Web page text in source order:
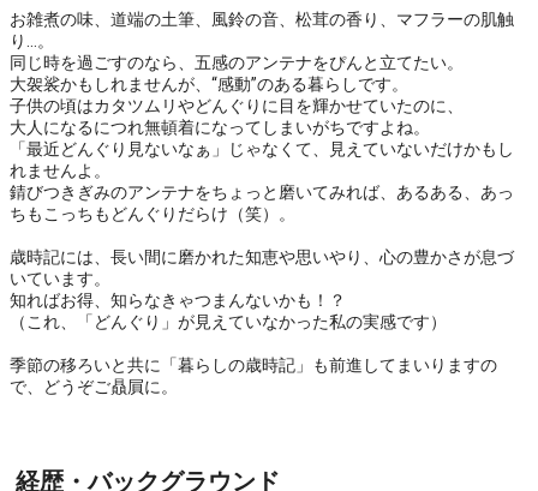
お雑煮の味、道端の土筆、風鈴の音、松茸の香り、マフラーの肌触
り…。
同じ時を過ごすのなら、五感のアンテナをぴんと立てたい。
大袈裟かもしれませんが、“感動”のある暮らしです。
子供の頃はカタツムリやどんぐりに目を輝かせていたのに、
大人になるにつれ無頓着になってしまいがちですよね。
「最近どんぐり見ないなぁ」じゃなくて、見えていないだけかもし
れませんよ。
錆びつきぎみのアンテナをちょっと磨いてみれば、あるある、あっ
ちもこっちもどんぐりだらけ（笑）。
歳時記には、長い間に磨かれた知恵や思いやり、心の豊かさが息づ
いています。
知ればお得、知らなきゃつまんないかも！？
（これ、「どんぐり」が見えていなかった私の実感です）
季節の移ろいと共に「暮らしの歳時記」も前進してまいりますの
で、どうぞご贔屓に。
経歴・バックグラウンド